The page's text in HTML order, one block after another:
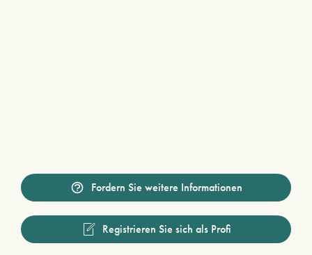
Fordern Sie weitere Informationen
Registrieren Sie sich als Profi